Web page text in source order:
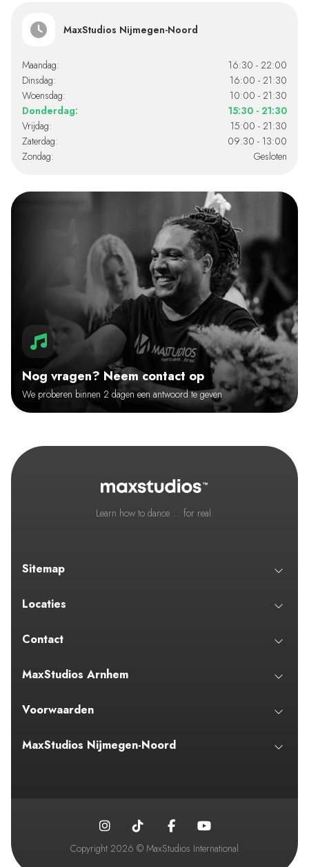
MaxStudios Nijmegen-Noord
Maandag:
16:30 - 22:00
Dinsdag:
16:00 - 21:30
Woensdag:
10:00 - 21:30
Donderdag:
15:30 - 21:30
Vrijdag:
15:00 - 21:30
Zaterdag:
09:30 - 13:00
Zondag:
Gesloten
Nog vragen? Neem contact op
We proberen binnen 2 dagen een antwoord te geven
Learn how to dance ... for real.
Sitemap
Locaties
Contact
MaxStudios Arnhem
Voorwaarden
MaxStudios Nijmegen-Noord
Copyright 2026 © MaxStudios International